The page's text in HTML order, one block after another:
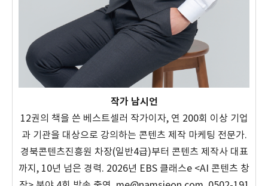
작가 남시언
12권의 책을 쓴 베스트셀러 작가이자, 연 200회 이상 기업
과 기관을 대상으로 강의하는 콘텐츠 제작 마케팅 전문가.
경북콘텐츠진흥원 차장(일반4급)부터 콘텐츠 제작사 대표
까지, 10년 넘은 경력. 2026년 EBS 클래스e <AI 콘텐츠 창